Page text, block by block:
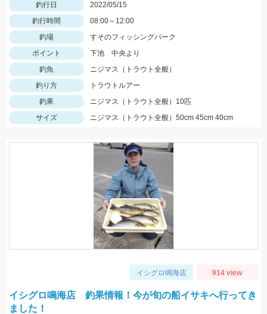
釣行日
2022/05/15
釣行時間
08:00～12:00
釣場
すそのフィッシングパーク
ポイント
下池 中央より
釣魚
ニジマス（トラウト全般）
釣り方
トラウトルアー
釣果
ニジマス（トラウト全般）10匹
サイズ
ニジマス（トラウト全般）50cm 45cm 40cm
イシグロ鳴海店 914 view
イシグロ鳴海店 釣果情報！今が旬の船イサキへ行ってき
ました！